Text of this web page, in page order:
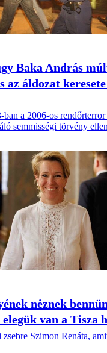
Baka András
az áldozat
a 2006-os
semmisségi törvény
nėznek
van a Tisza
Szimon Renáta,